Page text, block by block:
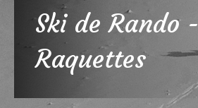
Ski de Rando -
Raquettes